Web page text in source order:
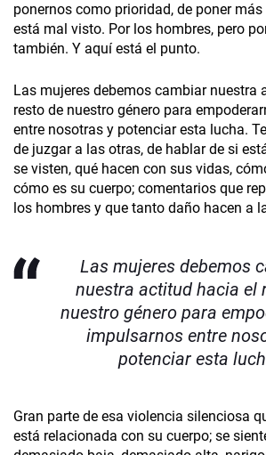
ponernos como prioridad, de poner
está mal visto. Por los hombres, pero
también. Y aquí está el punto.
Las mujeres debemos cambiar nuestra
resto de nuestro género para
entre nosotras y potenciar esta lucha.
de juzgar a las otras, de hablar de si
se visten, qué hacen con sus vidas,
cómo es su cuerpo; comentarios que
los hombres y que tanto daño hacen a
Las mujeres debemos
nuestra actitud hacia el
nuestro género para
impulsarnos entre
potenciar esta
Gran parte de esa violencia silenciosa
está relacionada con su cuerpo; se